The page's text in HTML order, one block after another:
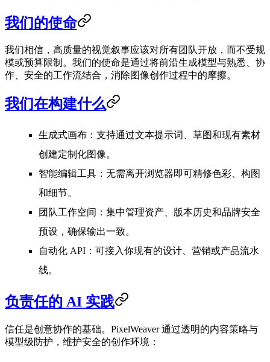
我们的使命
我们相信，高质量的视觉叙事应该对所有团队开放，而不受规
模或预算限制。我们的使命是通过将前沿生成模型与熟悉、协
作、安全的工作流结合，消除图像创作过程中的摩擦。
我们在构建什么
生成式画布 ：支持通过文本提示词、草图和现有素材
创建定制化图像。
智能编辑工具 ：无需离开浏览器即可精修色彩、构图
和细节。
团队工作空间 ：集中管理资产、版本历史和品牌安全
预设，确保输出一致。
自动化 API ：可接入你现有的设计、营销或产品流水
线。
负责任的 AI 实践
信任是创意协作的基础。PixelWeaver 通过透明的内容策略与
模型级防护，维护安全的创作环境：